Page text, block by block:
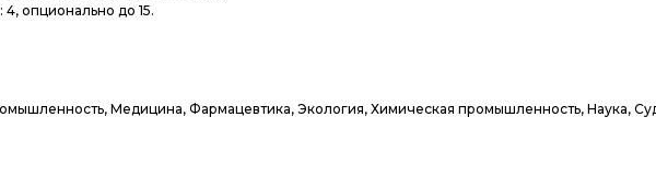
опционально до 15.
Медицина, Фармацевтика, Экология, Химическая промышленность, Наука,